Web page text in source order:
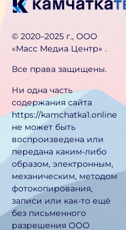
©️ 2020–2025 г., ООО
«Масс Медиа Центр» .
Все права защищены.
Ни одна часть
содержания сайта
https://kamchatka1.online
не может быть
воспроизведена или
передана каким-либо
образом, электронным,
механическим, методом
фотокопирования,
записи или как-то ещё
без письменного
разрешения ООО